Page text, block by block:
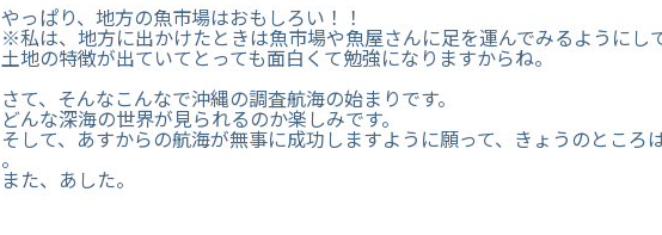
やっぱり、地方の魚市場はおもしろい！！
※私は、地方に出かけたときは魚市場や魚屋さんに足を運んでみるようにし
土地の特徴が出ていてとっても面白くて勉強になりますからね。
さて、そんなこんなで沖縄の調査航海の始まりです。
どんな深海の世界が見られるのか楽しみです。
そして、あすからの航海が無事に成功しますように願って、きょうのところ
。
また、あした。